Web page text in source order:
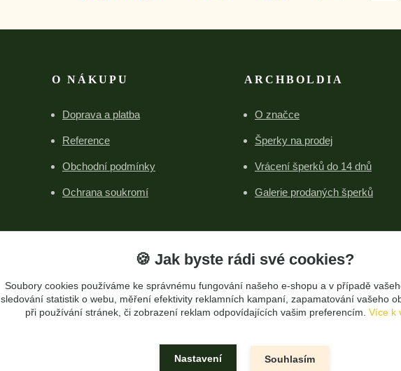
O NÁKUPU
Doprava a platba
Reference
Obchodní podmínky
Ochrana soukromí
ARCHBOLDIA
O značce
Šperky na prodej
Vrácení šperků do 14 dnů
Galerie prodaných šperků
Upravit sběr cookies.
© 2026 Lenka Barčiová
🍪 Jak byste rádi své cookies?
Soubory cookies používáme ke správnému fungování našeho e-shopu a v případě
sledování statistik o webu, měření efektivity reklamních kampaní, zapamatování vašeho
při používání stránek, či zobrazení reklam odpovídajících vašim preferencím. Více k
Nastavení Souhlasím